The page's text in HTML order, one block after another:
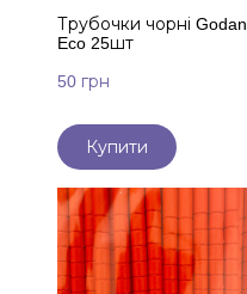
Трубочки чорні Godan
Eco 25шт
50 грн
Купити